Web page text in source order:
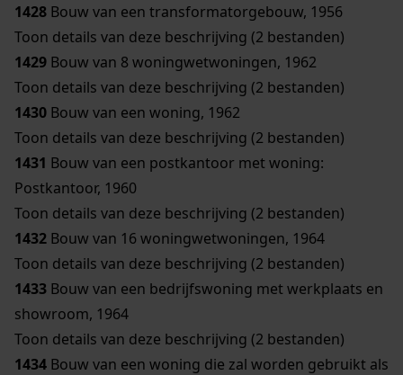
1428 Bouw van een transformatorgebouw, 1956
Toon details van deze beschrijving (2 bestanden)
1429 Bouw van 8 woningwetwoningen, 1962
Toon details van deze beschrijving (2 bestanden)
1430 Bouw van een woning, 1962
Toon details van deze beschrijving (2 bestanden)
1431 Bouw van een postkantoor met woning:
Postkantoor, 1960
Toon details van deze beschrijving (2 bestanden)
1432 Bouw van 16 woningwetwoningen, 1964
Toon details van deze beschrijving (2 bestanden)
1433 Bouw van een bedrijfswoning met werkplaats en
showroom, 1964
Toon details van deze beschrijving (2 bestanden)
1434 Bouw van een woning die zal worden gebruikt als